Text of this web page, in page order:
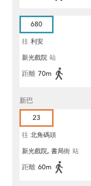
680
往 利安
新光戲院 站
距離 70m
新巴
23
往 北角碼頭
新光戲院, 書局街 站
距離 60m